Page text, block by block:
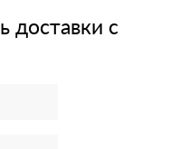
доставки с